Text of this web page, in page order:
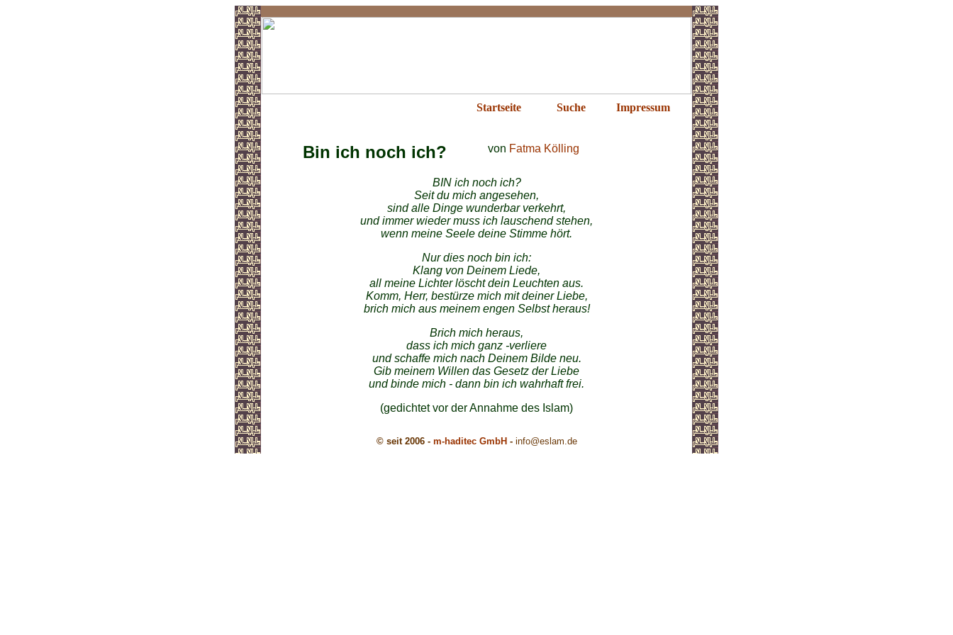
Startseite Suche Impressum
Bin ich noch ich? von Fatma Kölling
BIN ich noch ich?
Seit du mich angesehen,
sind alle Dinge wunderbar verkehrt,
und immer wieder muss ich lauschend stehen,
wenn meine Seele deine Stimme hört.
Nur dies noch bin ich:
Klang von Deinem Liede,
all meine Lichter löscht dein Leuchten aus.
Komm, Herr, bestürze mich mit deiner Liebe,
brich mich aus meinem engen Selbst heraus!
Brich mich heraus,
dass ich mich ganz -verliere
und schaffe mich nach Deinem Bilde neu.
Gib meinem Willen das Gesetz der Liebe
und binde mich - dann bin ich wahrhaft frei.
(gedichtet vor der Annahme des Islam)
© seit 2006 - m-haditec GmbH - info@eslam.de